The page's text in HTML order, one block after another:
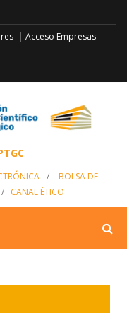
Acceso Empresas
/
BOLSA DE
CANAL ÉTICO